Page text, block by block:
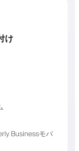
け
Businessモバ